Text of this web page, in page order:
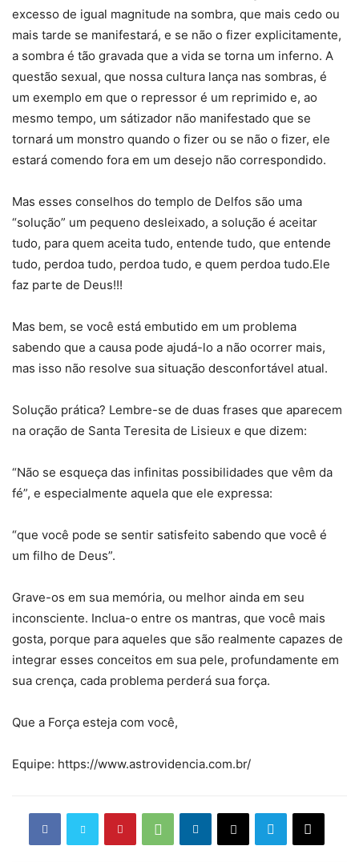
excesso de igual magnitude na sombra, que mais cedo ou
mais tarde se manifestará, e se não o fizer explicitamente,
a sombra é tão gravada que a vida se torna um inferno. A
questão sexual, que nossa cultura lança nas sombras, é
um exemplo em que o repressor é um reprimido e, ao
mesmo tempo, um sátizador não manifestado que se
tornará um monstro quando o fizer ou se não o fizer, ele
estará comendo fora em um desejo não correspondido.
Mas esses conselhos do templo de Delfos são uma
“solução” um pequeno desleixado, a solução é aceitar
tudo, para quem aceita tudo, entende tudo, que entende
tudo, perdoa tudo, perdoa tudo, e quem perdoa tudo.Ele
faz parte de Deus!!!
Mas bem, se você está embutido em um problema
sabendo que a causa pode ajudá-lo a não ocorrer mais,
mas isso não resolve sua situação desconfortável atual.
Solução prática? Lembre-se de duas frases que aparecem
na oração de Santa Teresita de Lisieux e que dizem:
“Não se esqueça das infinitas possibilidades que vêm da
fé”, e especialmente aquela que ele expressa:
“que você pode se sentir satisfeito sabendo que você é
um filho de Deus”.
Grave-os em sua memória, ou melhor ainda em seu
inconsciente. Inclua-o entre os mantras, que você mais
gosta, porque para aqueles que são realmente capazes de
integrar esses conceitos em sua pele, profundamente em
sua crença, cada problema perderá sua força.
Que a Força esteja com você,
Equipe: https://www.astrovidencia.com.br/